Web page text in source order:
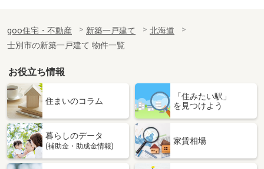
goo住宅・不動産 新築一戸建て
北海道
士別市の新築一戸建て 物件一覧
お役立ち情報
住まいのコラム
「住みたい駅」
を見つけよう
暮らしのデータ
(補助金・助成金情報)
家賃相場